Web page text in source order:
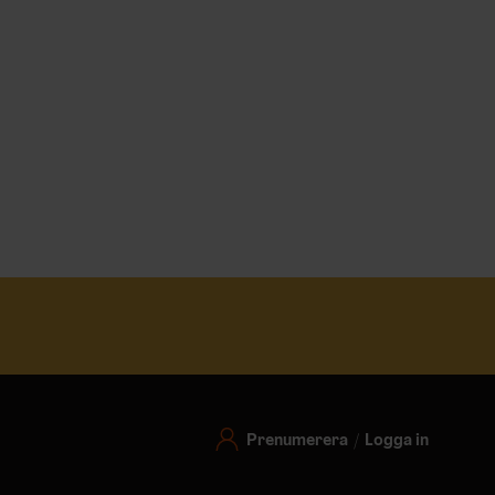
Prenumerera Logga in